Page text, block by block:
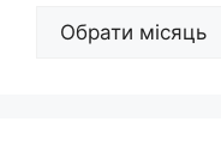
Архіви